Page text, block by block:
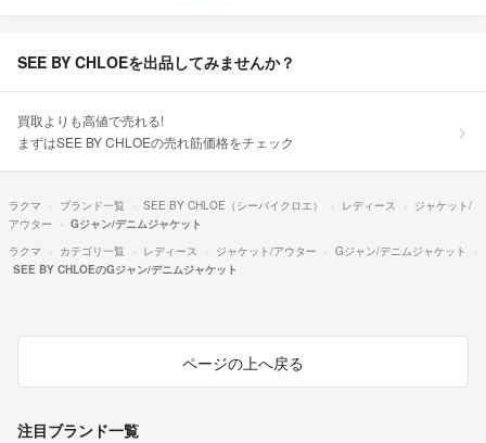
SEE BY CHLOEを出品してみませんか？
買取よりも高値で売れる!
まずはSEE BY CHLOEの売れ筋価格をチェック
ラクマ ブランド一覧 SEE BY CHLOE（シーバイクロエ） レディース
ジャケット/
アウター
Gジャン/デニムジャケット
ラクマ
カテゴリ一覧 レディース ジャケット/アウター
Gジャン/デニムジャケット
SEE BY CHLOEのGジャン/デニムジャケット
ページの上へ戻る
注目ブランド一覧